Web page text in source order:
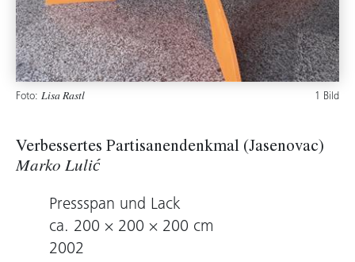
Foto: Lisa Rastl 1 Bild
Verbessertes Partisanendenkmal (Jasenovac)
Marko Lulić
Pressspan und Lack
ca. 200 × 200 × 200 cm
2002